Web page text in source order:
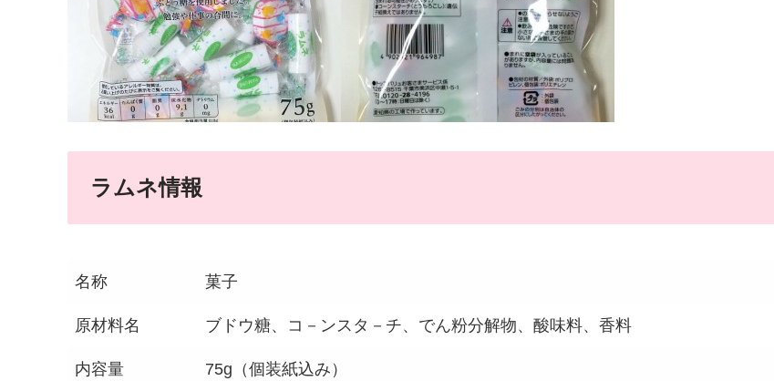
ラムネ情報
名称 菓子
原材料名 ブドウ糖、コ－ンスタ－チ、でん粉分解物、酸味料、香料
内容量 75g（個装紙込み）